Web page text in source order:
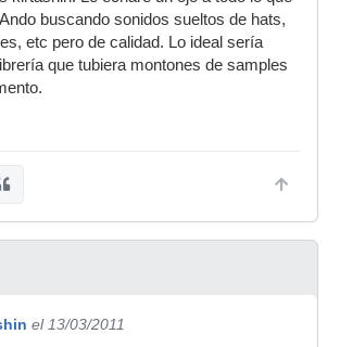
buscando sonidos sueltos de hats,
etc pero de calidad. Lo ideal sería
que tubiera montones de samples
el 13/03/2011